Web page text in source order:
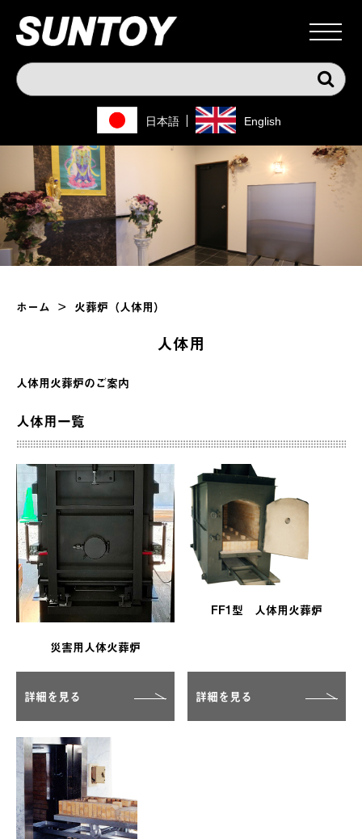
日本語 English
ホーム > 火葬炉（人体用）
人体用
人体用火葬炉のご案内
人体用一覧
災害用人体火葬炉
詳細を見る
FF1型 人体用火葬炉
詳細を見る